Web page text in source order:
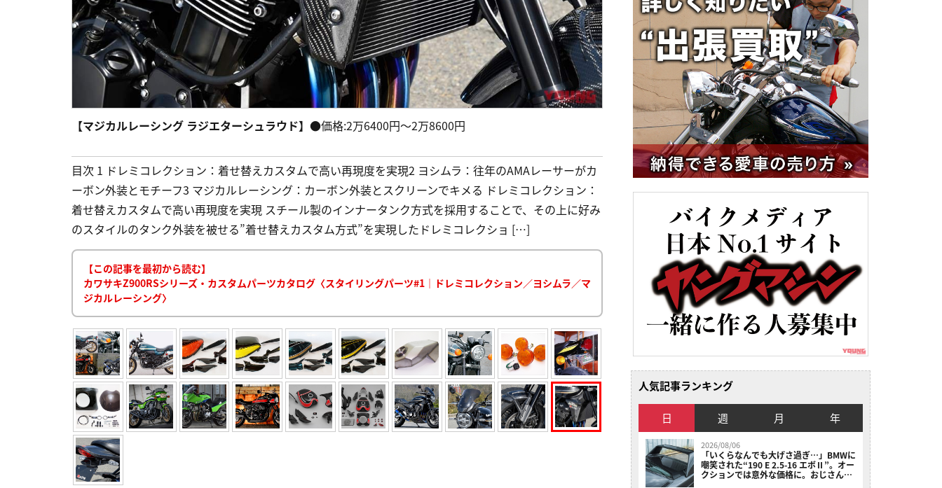
【マジカルレーシング ラジエターシュラウド】 ●価格:2万6400円～2万8600円
目次 1 ドレミコレクション：着せ替えカスタムで高い再現度を実現2 ヨシムラ：往年のAMAレーサーがカ
ーボン外装とモチーフ3 マジカルレーシング：カーボン外装とスクリーンでキメる ドレミコレクション：
着せ替えカスタムで高い再現度を実現 スチール製のインナータンク方式を採用することで、その上に好み
のスタイルのタンク外装を被せる”着せ替えカスタム方式”を実現したドレミコレクショ […]
【この記事を最初から読む】
カワサキZ900RSシリーズ・カスタムパーツカタログ〈スタイリングパーツ#1｜ドレミコレクション／ヨシムラ／マ
ジカルレーシング〉
人気記事ランキング
日 週 月 年
2026/08/06
「いくらなんでも大げさ過ぎ…」BMWに
嘲笑された“190 E 2.5-16 エボⅡ”。オー
クションでは意外な価格に。おじさん達